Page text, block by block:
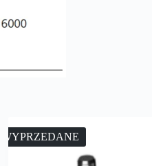
WYPRZEDANE